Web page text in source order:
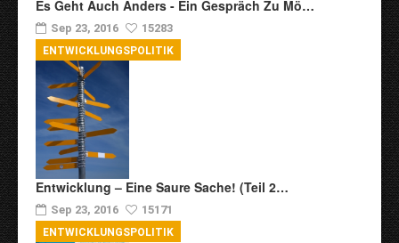
Es Geht Auch Anders - Ein Gespräch Zu Mö…
Sep 23, 2016 15283
Entwicklung – Eine Saure Sache! (Teil 2…
Sep 23, 2016 15171
ENTWICKLUNGSPOLITIK
ENTWICKLUNGSPOLITIK